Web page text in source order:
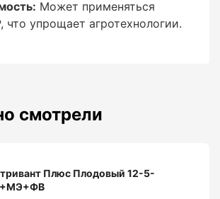
5.7-37-5.4
органов.
к стрессам:
Может применяться
что упрощает агротехнологии.
смотрели
Плюс Плодовый 12-5-